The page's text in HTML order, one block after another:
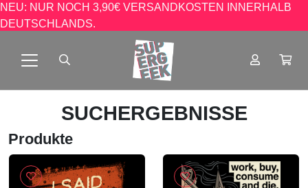
NEU: NUR NOCH 3,90€ VERSANDKOSTEN INNERHALB
DEUTSCHLANDS.
SUCHERGEBNISSE
Produkte